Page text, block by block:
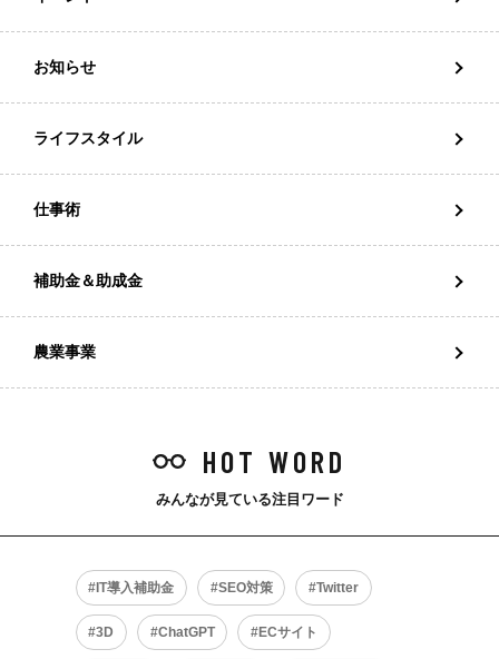
お知らせ
ライフスタイル
仕事術
補助金＆助成金
農業事業
HOT WORD
みんなが見ている注目ワード
IT導入補助金 SEO対策 Twitter
3D ChatGPT ECサイト